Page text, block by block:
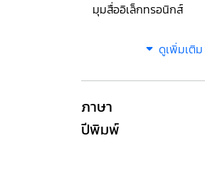
มุมสื่ออิเล็กทรอนิกส์
ดูเพิ่มเติม
ภาษา
ปีพิมพ์